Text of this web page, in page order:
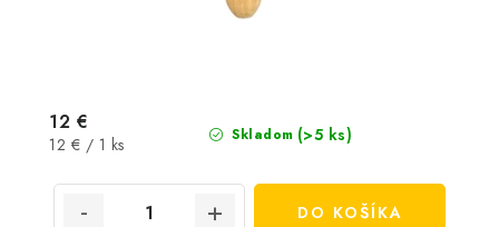
Skladom (>5 ks)
12 €
Jednotková
12 € / 1 ks
DO KOŠÍKA